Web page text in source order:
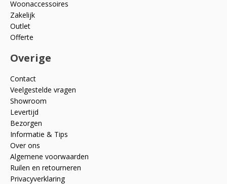
Woonaccessoires
Zakelijk
Outlet
Offerte
Overige
Contact
Veelgestelde vragen
Showroom
Levertijd
Bezorgen
Informatie & Tips
Over ons
Algemene voorwaarden
Ruilen en retourneren
Privacyverklaring